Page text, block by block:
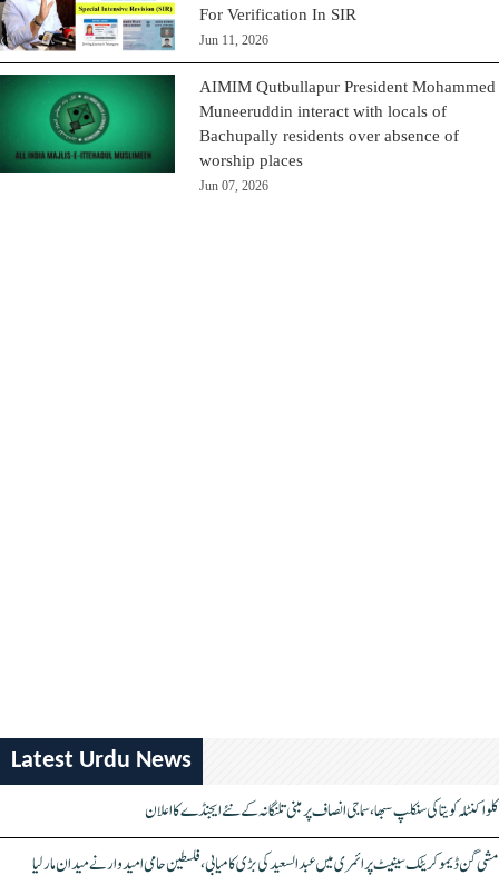
For Verification In SIR
Jun 11, 2026
AIMIM Qutbullapur President Mohammed
Muneeruddin interact with locals of
Bachupally residents over absence of
worship places
Jun 07, 2026
Latest Urdu News
کلواکنٹلہ کویتا کی سنکلپ سبھا، سماجی انصاف پر مبنی تلنگانہ کے نئے ایجنڈے کا اعلان
مشی گن ڈیموکریٹک سینیٹ پرائمری میں عبدالسعید کی بڑی کامیابی، فلسطین حامی امیدوار نے میدان مار لیا